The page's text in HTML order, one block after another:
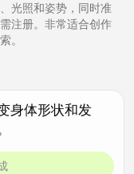
光照和姿势，同时准
注册。非常适合创作
。